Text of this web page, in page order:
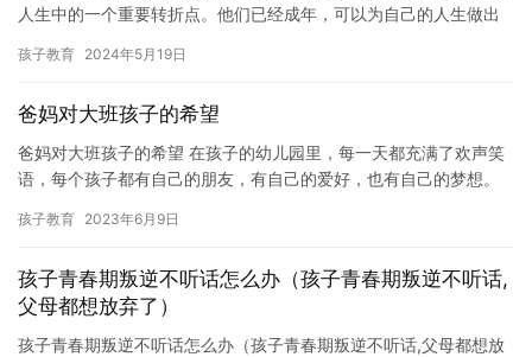
人生中的一个重要转折点。他们已经成年，可以为自己的人生做出
孩子教育 2024年5月19日
爸妈对大班孩子的希望
爸妈对大班孩子的希望 在孩子的幼儿园里，每一天都充满了欢声笑
语，每个孩子都有自己的朋友，有自己的爱好，也有自己的梦想。
个世…
孩子教育 2023年6月9日
孩子青春期叛逆不听话怎么办（孩子青春期叛逆不听话,
父母都想放弃了）
孩子青春期叛逆不听话怎么办（孩子青春期叛逆不听话,父母都想放